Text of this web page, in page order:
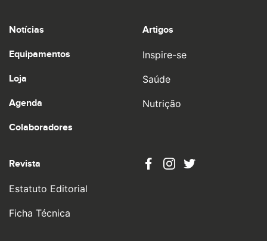
Notícias
Equipamentos
Loja
Agenda
Colaboradores
Artigos
Inspire-se
Saúde
Nutrição
Revista
Estatuto Editorial
Ficha Técnica